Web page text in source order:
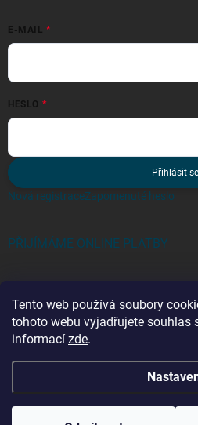
Tento web používá soubory
tohoto webu vyjadřujete souhlas
informací zde.
E-MAIL
HESLO
Přihlásit se
Nová registraceZapomenuté heslo
PŘIJÍMÁME ONLINE PLATBY
Kategorie
Copyright 2026 .